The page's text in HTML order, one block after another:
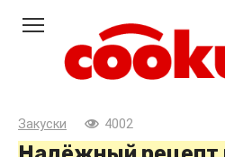
контенту
Закуски 4002